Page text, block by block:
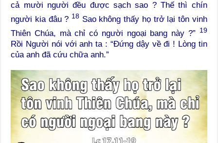
cả mười người đều được sạch sao ? Thế thì chín
người kia đâu ? 18 Sao không thấy họ trở lại tôn vinh
Thiên Chúa, mà chỉ có người ngoại bang này ?”
19
Rồi Người nói với anh ta : “Đứng dậy về đi ! Lòng tin
của anh đã cứu chữa anh.”